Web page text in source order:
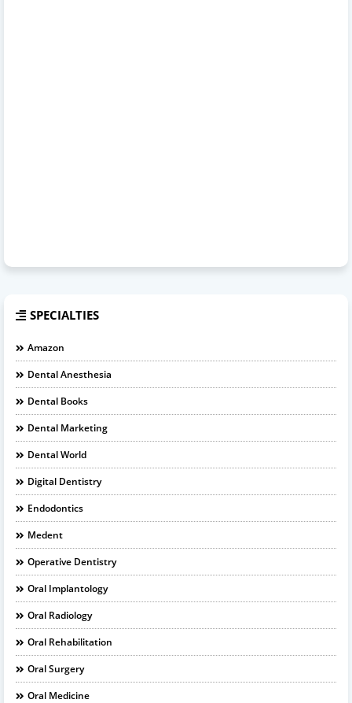
SPECIALTIES
Amazon
Dental Anesthesia
Dental Books
Dental Marketing
Dental World
Digital Dentistry
Endodontics
Medent
Operative Dentistry
Oral Implantology
Oral Radiology
Oral Rehabilitation
Oral Surgery
Oral Medicine